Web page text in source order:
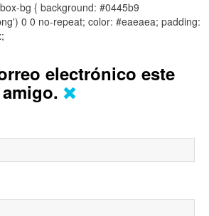
bg { background: #0445b9
0 0 no-repeat; color: #eaeaea; padding:
electrónico este